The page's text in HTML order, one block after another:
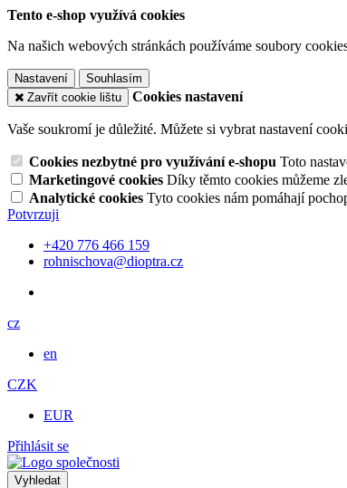
Tento e-shop využívá cookies
Na našich webových stránkách používáme soubory
Nastavení
Souhlasím
Zavřít cookie lištu
Cookies nastavení
Vaše soukromí je důležité. Můžete si vybrat nastavení
Cookies nezbytné pro využívání e-shopu Toto
Marketingové cookies Díky těmto cookies můžeme
Analytické cookies Tyto cookies nám pomáhají
Potvrzuji
+420 776 466 159
rohnischova@dioptra.cz
cz
en
CZK
EUR
Přihlásit se
Vyhledat